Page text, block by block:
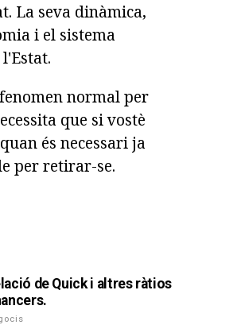
La seva dinàmica,
i el sistema
normal per
que si vostè
és necessari ja
per retirar-se.
de Quick i altres ràtios